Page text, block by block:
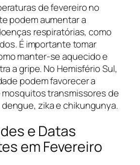
de fevereiro no
podem aumentar a
respiratórias, como
É importante tomar
manter-se aquecido e
a gripe. No Hemisfério Sul,
podem favorecer a
transmissores de
zika e chikungunya.
e Datas
em Fevereiro